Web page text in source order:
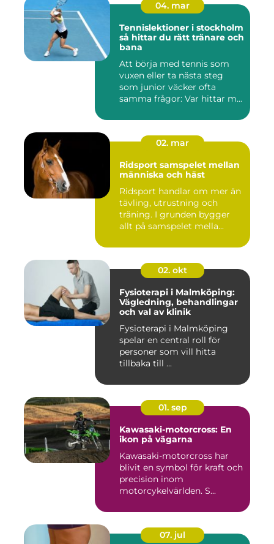
04. mar
Tennislektioner i stockholm
så hittar du rätt tränare och
bana
Att börja med tennis som
vuxen eller ta nästa steg
som junior väcker ofta
samma frågor: Var hittar m...
02. mar
Ridsport samspelet mellan
människa och häst
Ridsport handlar om mer än
tävling, utrustning och
träning. I grunden bygger
allt på samspelet mella...
02. okt
Fysioterapi i Malmköping:
Vägledning, behandlingar
och val av klinik
Fysioterapi i Malmköping
spelar en central roll för
personer som vill hitta
tillbaka till ...
01. sep
Kawasaki-motorcross: En
ikon på vägarna
Kawasaki-motorcross har
blivit en symbol för kraft och
precision inom
motorcykelvärlden. S...
07. jul